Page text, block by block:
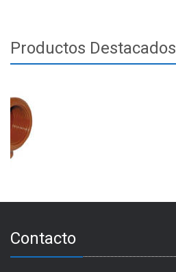
Productos Destacados
Contacto